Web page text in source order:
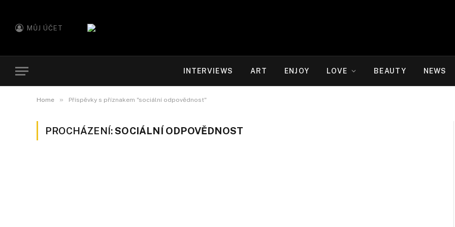
MŮJ ÚČET
INTERVIEWS ART ENJOY LOVE BEAUTY NEWS
Home » Příspěvky s příznakem "sociální odpovědnost"
PROCHÁZENÍ:SOCIÁLNÍ ODPOVĚDNOST